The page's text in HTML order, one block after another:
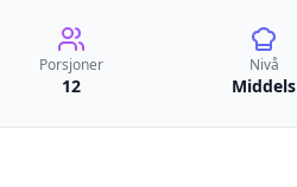
Porsjoner
12
Nivå
Middels